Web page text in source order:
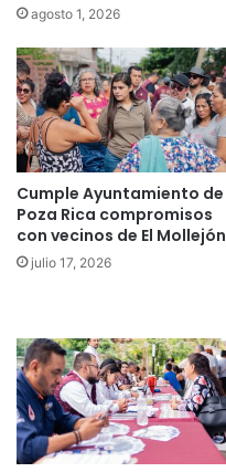
agosto 1, 2026
Cumple Ayuntamiento de
Poza Rica compromisos
con vecinos de El Mollejón
julio 17, 2026